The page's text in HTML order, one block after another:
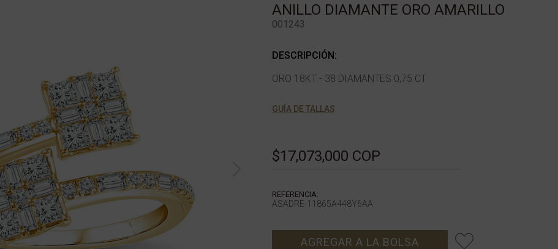
ANILLO DIAMANTE ORO AMARILLO
001243
DESCRIPCIÓN:
ORO 18KT - 38 DIAMANTES 0,75 CT
GUÍA DE TALLAS
$17,073,000 COP
REFERENCIA:
ASADRE-11865A448Y6AA
AGREGAR A LA BOLSA